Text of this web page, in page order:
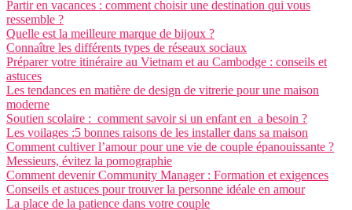
Partir en vacances : comment choisir une destination qui vous
ressemble ?
Quelle est la meilleure marque de bijoux ?
Connaître les différents types de réseaux sociaux
Préparer votre itinéraire au Vietnam et au Cambodge : conseils et
astuces
Les tendances en matière de design de vitrerie pour une maison
moderne
Soutien scolaire : comment savoir si un enfant en a besoin ?
Les voilages :5 bonnes raisons de les installer dans sa maison
Comment cultiver l’amour pour une vie de couple épanouissante ?
Messieurs, évitez la pornographie
Comment devenir Community Manager : Formation et exigences
Conseils et astuces pour trouver la personne idéale en amour
La place de la patience dans votre couple